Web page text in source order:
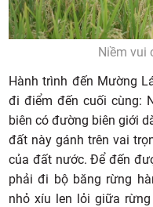
Niềm vui
Hành trình đến Mường
đi điểm đến cuối cùng:
biên có đường biên giới
đất này gánh trên vai
của đất nước. Để đến
phải đi bộ băng rừng
nhỏ xíu len lỏi giữa